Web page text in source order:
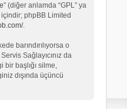
” (diğer anlamda “GPL” ya
içindir; phpBB Limited
.
barındırılıyorsa o
Sağlayıcınız da
başlığı silme,
dışında üçüncü